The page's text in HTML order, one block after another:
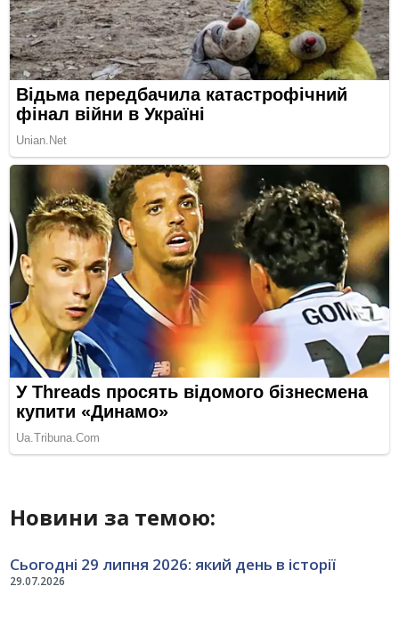
Новини за темою:
29.07.2026
Сьогодні 29 липня 2026: який день в історії